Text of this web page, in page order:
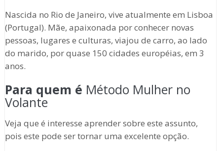
Nascida no Rio de Janeiro, vive atualmente em Lisboa
(Portugal). Mãe, apaixonada por conhecer novas
pessoas, lugares e culturas, viajou de carro, ao lado
do marido, por quase 150 cidades européias, em 3
anos.
Para quem é Método Mulher no
Volante
Veja que é interesse aprender sobre este assunto,
pois este pode ser tornar uma excelente opção.